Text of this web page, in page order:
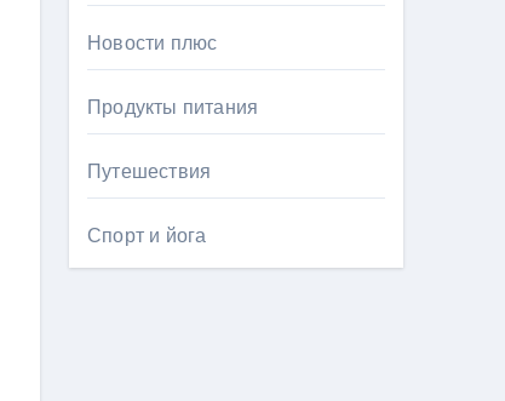
Новости плюс
Продукты питания
Путешествия
Спорт и йога